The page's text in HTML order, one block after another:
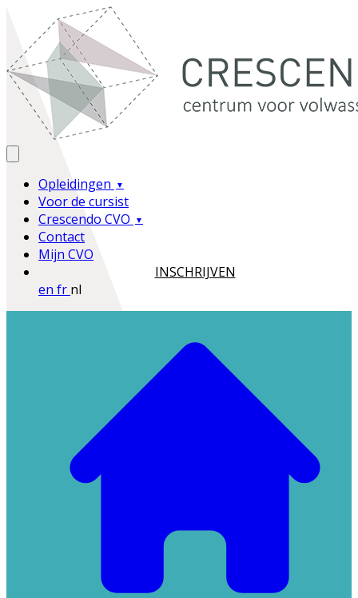
Opleidingen
Voor de cursist
Crescendo CVO
Contact
Mijn CVO
INSCHRIJVEN
en fr nl